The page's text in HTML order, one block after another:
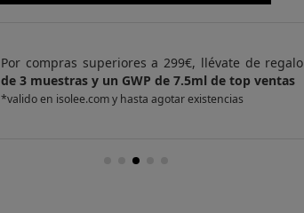
Por compras superiores a 420€, llévate de regalo
de 4 muestras y 2 GWP de top ventas
*valido en isolee.com y hasta agotar existencias